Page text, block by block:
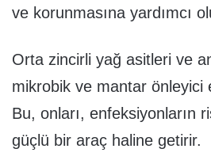
ve korunmasına yardımcı
Orta zincirli yağ asitleri ve
mikrobik ve mantar önleyici
Bu, onları, enfeksiyonların
güçlü bir araç haline getirir.